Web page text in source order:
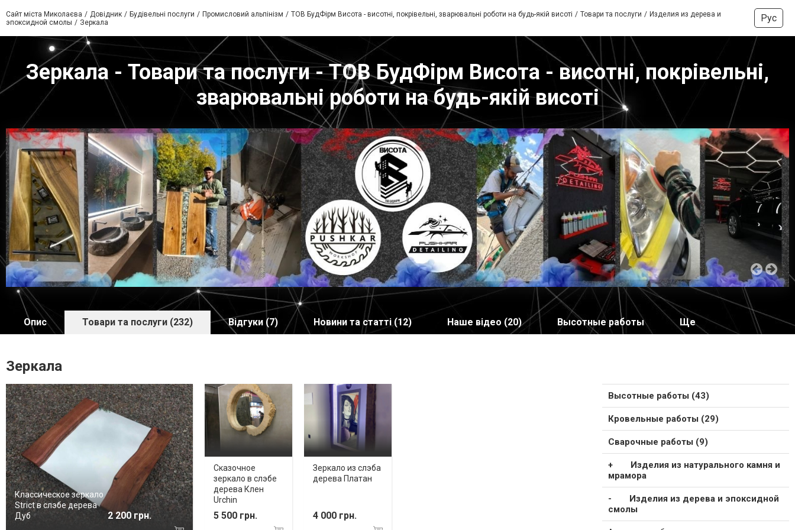
Сайт міста Миколаєва Довідник Будівельні послуги Промисловий альпінізм ТОВ БудФірм Висота - висотні, покрівельні, зварювальні роботи на будь-якій висоті Товари та послуги
Изделия из дерева и
эпоксидной смолы
Зеркала Рус
Зеркала - Товари та послуги - ТОВ БудФірм Висота - висотні, покрівельні,
зварювальні роботи на будь-якій висоті
Опис Товари та послуги (232) Відгуки (7) Новини та статті (12) Наше відео (20) Высотные работы Ще
Зеркала
Классическое зеркало
Strict в слэбе дерева
Дуб
2 200 грн.
Сказочное
зеркало в слэбе
дерева Клен
Urchin
5 500 грн.
Зеркало из слэба
дерева Платан
4 000 грн.
Высотные работы (43)
Кровельные работы (29)
Сварочные работы (9)
Изделия из натурального камня и
мрамора
Изделия из дерева и эпоксидной
смолы